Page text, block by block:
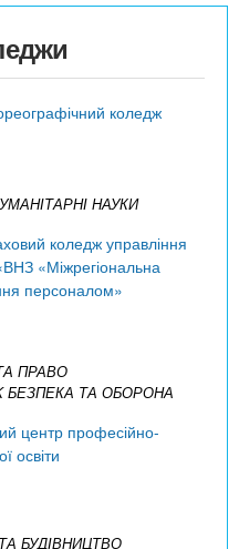
коледж
НАУКИ
коледж управління
«Міжрегіональна
персоналом»
ПРАВО
БЕЗПЕКА ТА ОБОРОНА
центр професійно-
освіти
БУДІВНИЦТВО